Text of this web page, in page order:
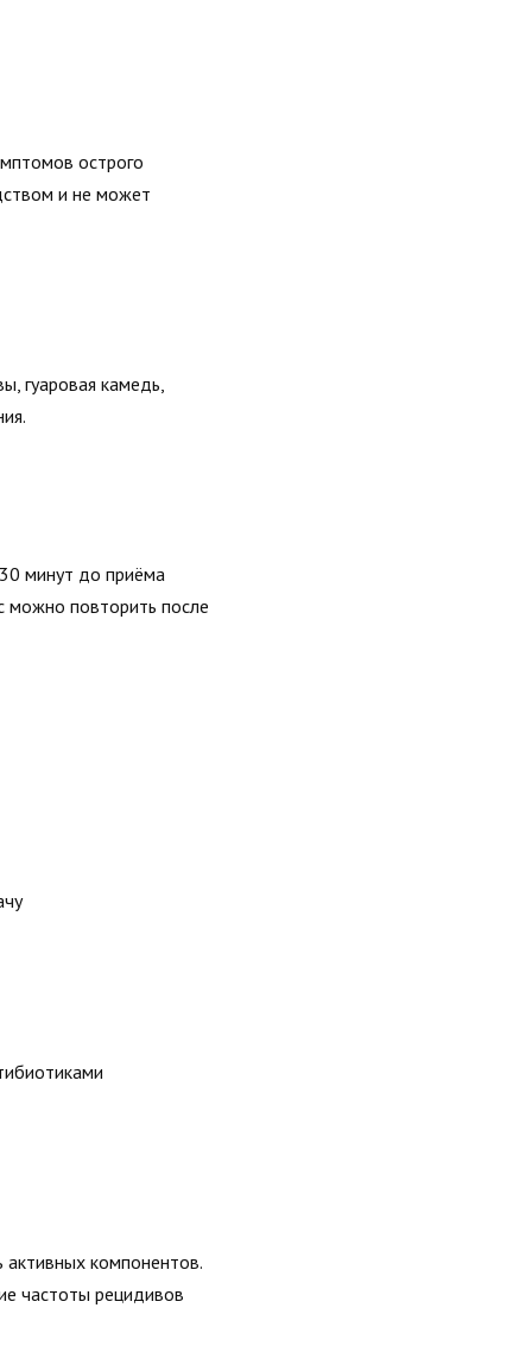
острого
и не может
гуаровая камедь,
минут до приёма
можно повторить после
компонентов.
частоты рецидивов